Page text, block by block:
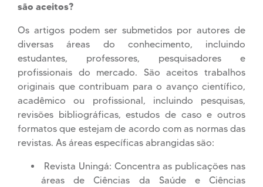
são aceitos?
Os artigos podem ser submetidos por autores de
diversas áreas do conhecimento, incluindo
estudantes, professores, pesquisadores e
profissionais do mercado. São aceitos trabalhos
originais que contribuam para o avanço científico,
acadêmico ou profissional, incluindo pesquisas,
revisões bibliográficas, estudos de caso e outros
formatos que estejam de acordo com as normas das
revistas. As áreas específicas abrangidas são:
Revista Uningá: Concentra as publicações nas
áreas de Ciências da Saúde e Ciências